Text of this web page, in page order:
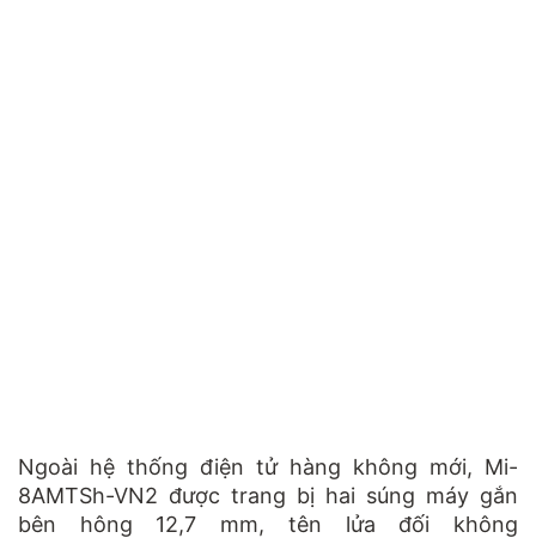
Ngoài hệ thống điện tử hàng không mới, Mi-
8AMTSh-VN2 được trang bị hai súng máy gắn
bên hông 12,7 mm, tên lửa đối không